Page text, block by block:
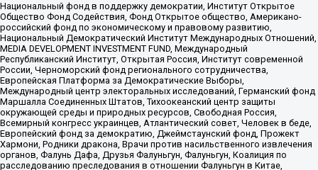
Национальный фонд в поддержку демократии, Институт Открытое
Общество Фонд Содействия, Фонд Открытое общество, Американо-
российский фонд по экономическому и правовому развитию,
Национальный Демократический Институт Международных Отношений,
MEDIA DEVELOPMENT INVESTMENT FUND, Международный
Республиканский Институт, Открытая Россия, Институт современной
России, Черноморский фонд регионального сотрудничества,
Европейская Платформа за Демократические Выборы,
Международный центр электоральных исследований, Германский фонд
Маршалла Соединенных Штатов, Тихоокеанский центр защиты
окружающей среды и природных ресурсов, Свободная Россия,
Всемирный конгресс украинцев, Атлантический совет, Человек в беде,
Европейский фонд за демократию, Джеймстаунский фонд, Прожект
Хармони, Родники дракона, Врачи против насильственного извлечения
органов, Фалунь Дафа, Друзья Фалуньгун, Фалуньгун, Коалиция по
расследованию преследования в отношении Фалуньгун в Китае,